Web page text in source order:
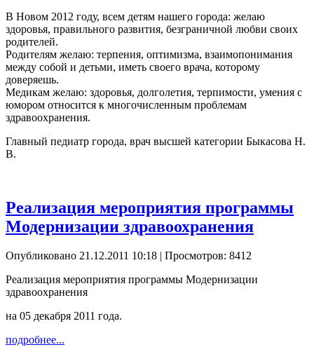
В Новом 2012 году, всем детям нашего города: желаю
здоровья, правильного развития, безграничной любви своих
родителей.
Родителям желаю: терпения, оптимизма, взаимопонимания
между собой и детьми, иметь своего врача, которому
доверяешь.
Медикам желаю: здоровья, долголетия, терпимости, умения с
юмором относится к многочисленным проблемам
здравоохранения.
Главный педиатр города, врач высшей категории Быкасова Н.
В.
Реализация мероприятия программы
Модернизации здравоохранения
Опубликовано 21.12.2011 10:18 | Просмотров: 8412
Реализация мероприятия программы Модернизации
здравоохранения
на 05 декабря 2011 года.
подробнее...